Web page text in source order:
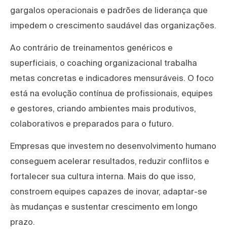
gargalos operacionais e padrões de liderança que
impedem o crescimento saudável das organizações.
Ao contrário de treinamentos genéricos e
superficiais, o coaching organizacional trabalha
metas concretas e indicadores mensuráveis. O foco
está na evolução contínua de profissionais, equipes
e gestores, criando ambientes mais produtivos,
colaborativos e preparados para o futuro.
Empresas que investem no desenvolvimento humano
conseguem acelerar resultados, reduzir conflitos e
fortalecer sua cultura interna. Mais do que isso,
constroem equipes capazes de inovar, adaptar-se
às mudanças e sustentar crescimento em longo
prazo.